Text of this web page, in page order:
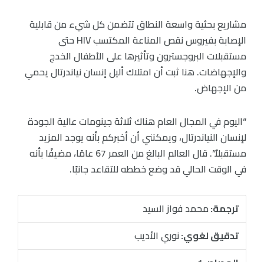
مشاريع بحثية واسعة النطاق تتضمن كل شيء من قابلية
الإصابة بفيروس نقص المناعة المكتسب HIV حتى
مستقبلات البروجسترون وتأثيرها على الأطفال الخدج
والإجهاضات. هنا ثبت أن امتلاك أليل إنسان نياندرتال يحمي
من الإجهاض.
“اليوم في المجال العام هناك ثلاثة جينومات عالية الجودة
لإنسان النياندرتال، ويمكنني أن أخبركم بأنه يوجد المزيد
مستقبلاً”. قال العالم البالغ من العمر 67 عامًا، مضيفًا بأنه
في الوقت الحالي قد وضع خططه للتقاعد جانبًا.
ترجمة:محمد فواز السيد
تدقيق لغوي:نوري الأديب